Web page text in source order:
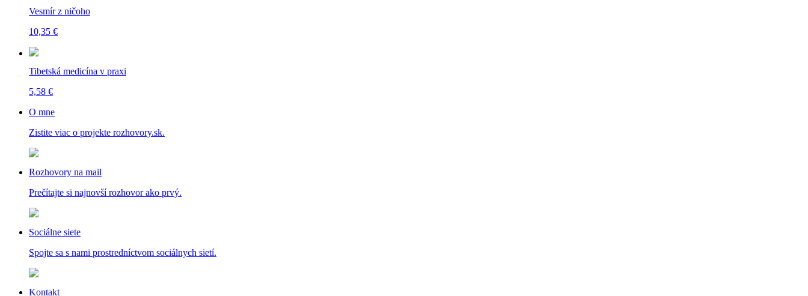
Vesmír z ničoho
10,35 €
Tibetská medicína v praxi
5,58 €
O mne
Zistite viac o projekte rozhovory.sk.
Rozhovory na mail
Prečítajte si najnovší rozhovor ako prvý.
Sociálne siete
Spojte sa s nami prostredníctvom sociálnych sietí.
Kontakt